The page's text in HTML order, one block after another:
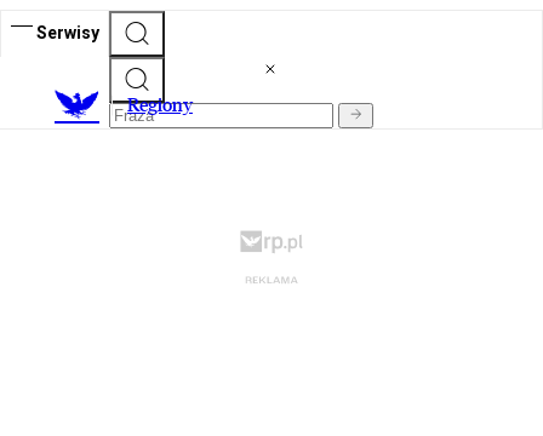
Serwisy
Regiony